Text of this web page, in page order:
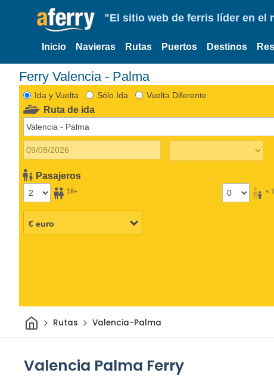
"El sitio web de ferris líder en el
Inicio Navieras Rutas Puertos Destinos
Ferry Valencia - Palma
Ida y Vuelta Sólo Ida Vuelta Diferente
Ruta de ida
Pasajeros
18+ <
InicioRutas Valencia-Palma
Valencia Palma Ferry